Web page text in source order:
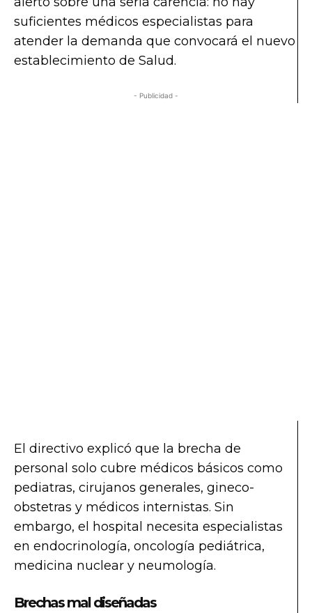
suficientes médicos especialistas para
atender la demanda que convocará el nuevo
establecimiento de Salud.
- Publicidad -
El directivo explicó que la brecha de
personal solo cubre médicos básicos como
pediatras, cirujanos generales, gineco-
obstetras y médicos internistas. Sin
embargo, el hospital necesita especialistas
en endocrinología, oncología pediátrica,
medicina nuclear y neumología.
Brechas mal diseñadas